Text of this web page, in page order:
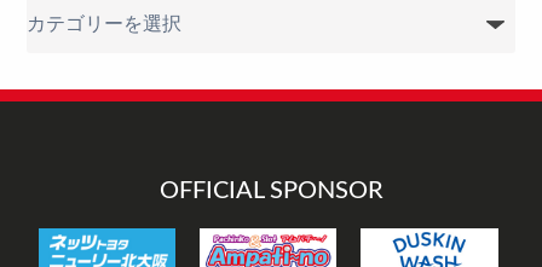
リ
OFFICIAL SPONSOR